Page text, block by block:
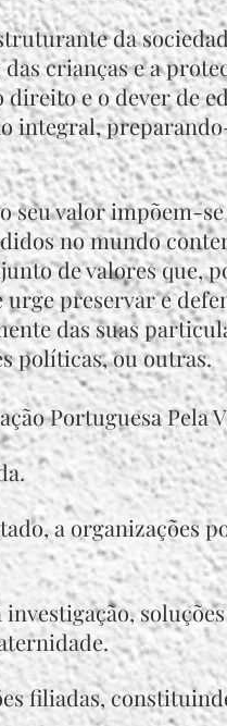
da
crianças e a
e o dever de
integral,
seu valor impõem-
no mundo
de valores que,
preservar e
das suas
políticas, ou outras.
Portuguesa Pela
a organizações
filiadas,